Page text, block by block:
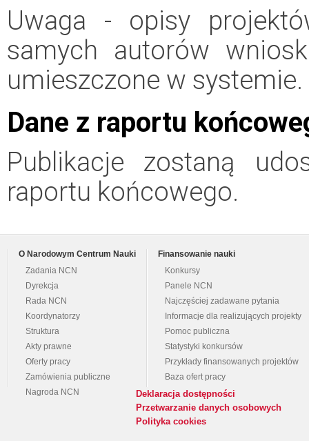
Uwaga - opisy
samych autorów
umieszczone w systemie.
Dane z raportu
Publikacje zostaną
raportu końcowego.
O Narodowym Centrum Nauki
Zadania NCN
Dyrekcja
Rada NCN
Koordynatorzy
Struktura
Akty prawne
Oferty pracy
Zamówienia publiczne
Nagroda NCN
Finansowanie nauki
Konkursy
Panele NCN
Najczęściej zadawane pytania
Informacje dla realizujących projekty
Pomoc publiczna
Statystyki konkursów
Przykłady finansowanych projektów
Baza ofert pracy
Deklaracja dostępności
Przetwarzanie danych osobowych
Polityka cookies